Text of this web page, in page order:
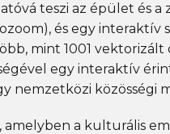
teszi az épület és a
és egy interaktív
mint 1001
egy interaktív
nemzetközi közösségi
a kulturális